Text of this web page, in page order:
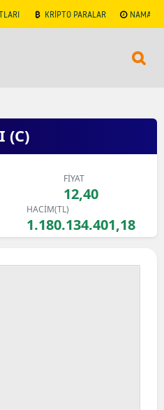
KRİPTO PARALAR NAMAZ
(C)
FİYAT
12,40
HACİM(TL)
1.180.134.401,18